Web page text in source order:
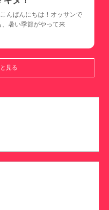
んばんにちは！オッサンで
、暑い季節がやって来
見る